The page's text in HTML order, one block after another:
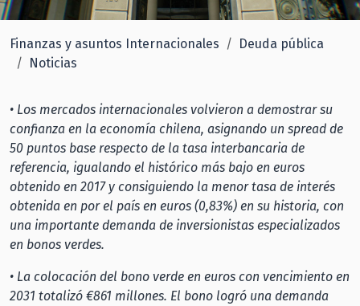
Finanzas y asuntos Internacionales
Deuda pública
Noticias
• Los mercados internacionales volvieron a demostrar su
confianza en la economía chilena, asignando un spread de
50 puntos base respecto de la tasa interbancaria de
referencia, igualando el histórico más bajo en euros
obtenido en 2017 y consiguiendo la menor tasa de interés
obtenida en por el país en euros (0,83%) en su historia, con
una importante demanda de inversionistas especializados
en bonos verdes.
• La colocación del bono verde en euros con vencimiento en
2031 totalizó €861 millones. El bono logró una demanda